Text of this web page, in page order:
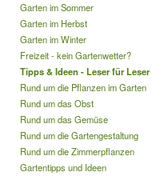
Garten im Sommer
Garten im Herbst
Garten im Winter
Freizeit - kein Gartenwetter?
Tipps & Ideen - Leser für Leser
Rund um die Pflanzen im Garten
Rund um das Obst
Rund um das Gemüse
Rund um die Gartengestaltung
Rund um die Zimmerpflanzen
Gartentipps und Ideen